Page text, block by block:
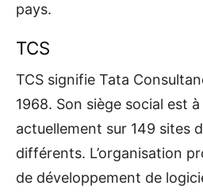
pays.
TCS
TCS signifie Tata
1968. Son siège social est
actuellement sur 149 sites
différents. L’organisation
de développement de